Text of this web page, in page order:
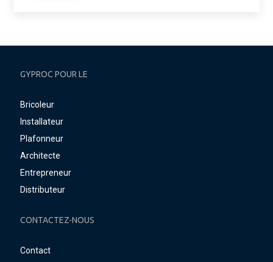
GYPROC POUR LE
Bricoleur
Installateur
Plafonneur
Architecte
Entrepreneur
Distributeur
CONTACTEZ-NOUS
Contact